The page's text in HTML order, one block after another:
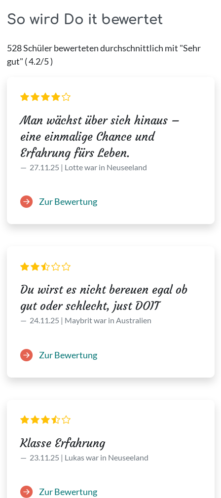
So wird Do it bewertet
528 Schüler bewerteten durchschnittlich mit "Sehr
gut" ( 4.2/5 )
Man wächst über sich hinaus –
eine einmalige Chance und
Erfahrung fürs Leben.
27.11.25 | Lotte war in Neuseeland
Zur Bewertung
Du wirst es nicht bereuen egal ob
gut oder schlecht, just DOIT
24.11.25 | Maybrit war in Australien
Zur Bewertung
Klasse Erfahrung
23.11.25 | Lukas war in Neuseeland
Zur Bewertung